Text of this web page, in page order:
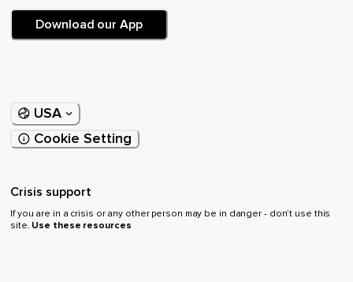
Download our App
USA
Cookie Setting
Crisis support
If you are in a crisis or any other person may be in danger - don’t use this
site. Use these resources